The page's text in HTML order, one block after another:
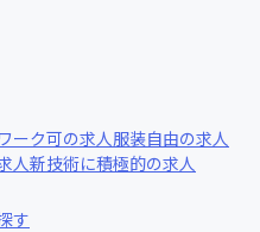
ーク可の求人服装自由の求人
人新技術に積極的の求人
す